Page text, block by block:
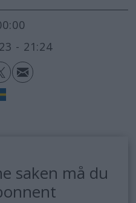
- 21:24
saken må du